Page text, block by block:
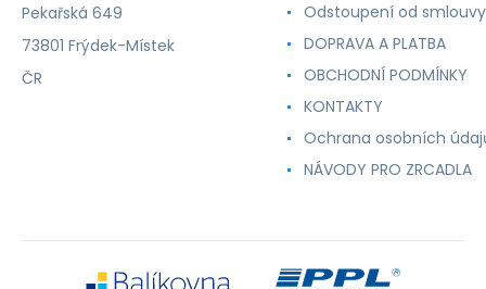
Pekařská 649
73801 Frýdek-Místek
ČR
Odstoupení od smlouvy
DOPRAVA A PLATBA
OBCHODNÍ PODMÍNKY
KONTAKTY
Ochrana osobních
NÁVODY PRO ZRCADLA